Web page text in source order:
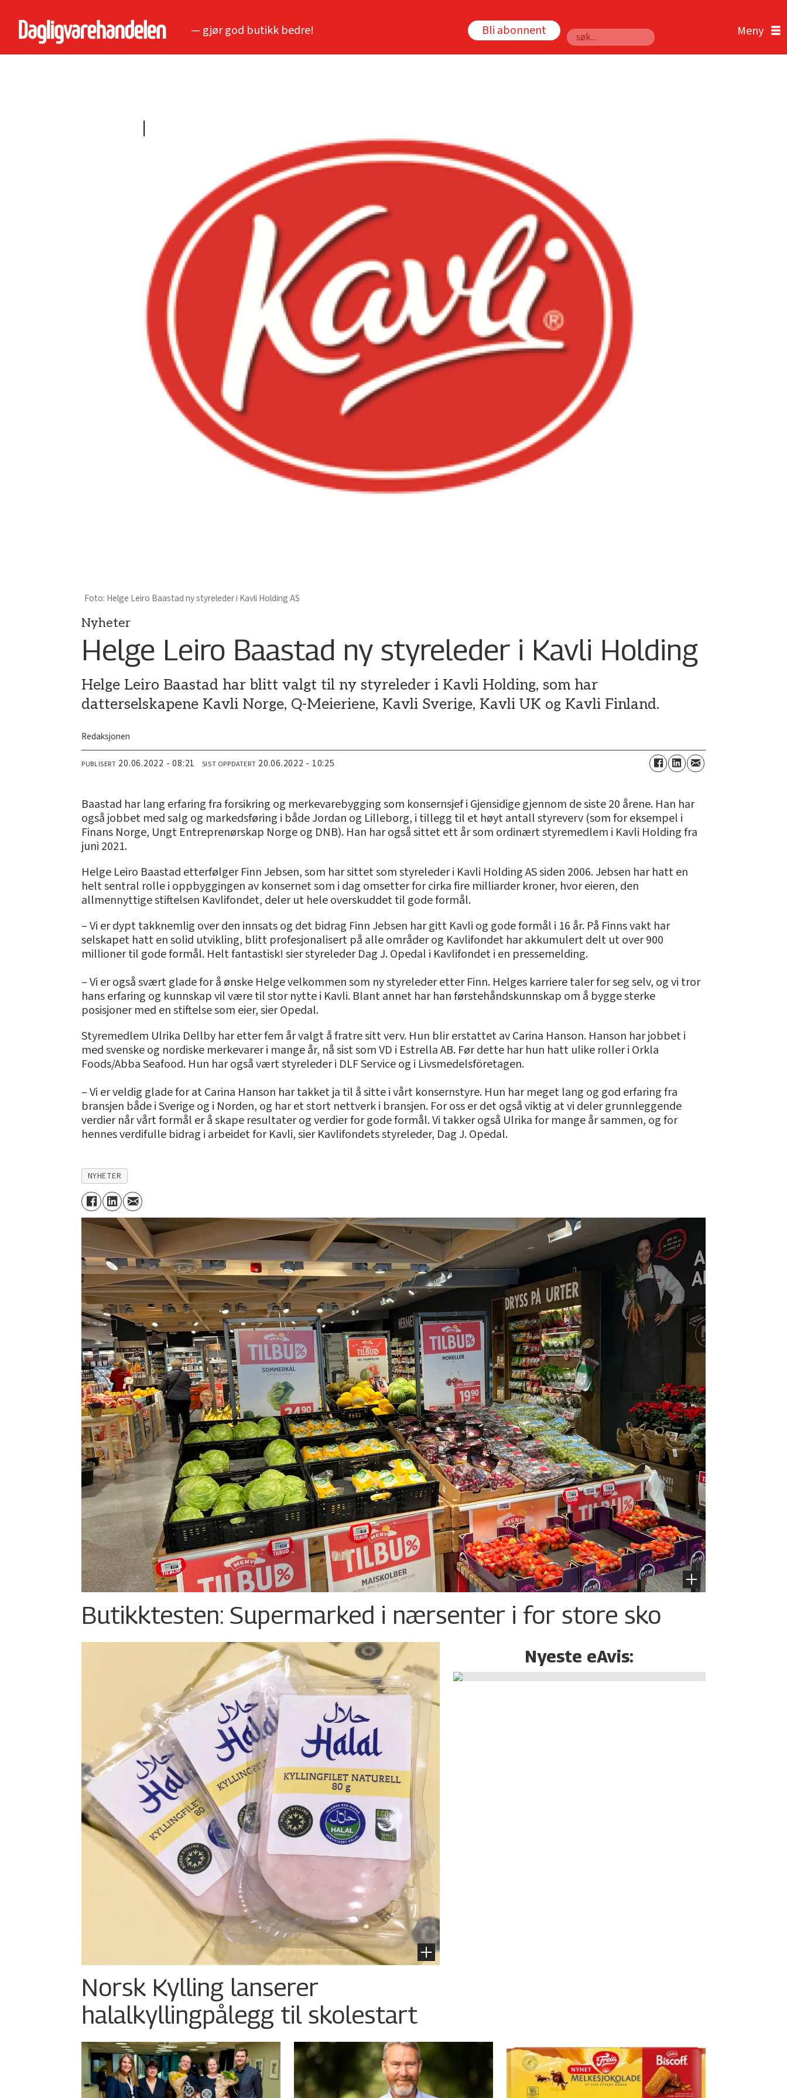
— gjør god butikk bedre! Bli abonnent
Søk
Helge Leiro Baastad ny styreleder i Kavli Holding AS
Nyheter
Helge Leiro Baastad ny styreleder i Kavli Holding
Helge Leiro Baastad har blitt valgt til ny styreleder i Kavli Holding, som har
datterselskapene Kavli Norge, Q-Meieriene, Kavli Sverige, Kavli UK og Kavli Finland.
Redaksjonen
PUBLISERT 20.06.2022 - 08:21 SIST OPPDATERT 20.06.2022 - 10:25
­Baastad har lang erfaring fra forsikring og merkevarebygging som konsernsjef i Gjensidige gjennom de siste 20 årene. Han har
også jobbet med salg og markedsføring i både Jordan og Lilleborg, i tillegg til et høyt antall styreverv (som for eksempel i
Finans Norge, Ungt Entreprenørskap Norge og DNB). Han har også sittet ett år som ordinært styremedlem i Kavli Holding fra
juni 2021.
Helge Leiro Baastad etterfølger Finn Jebsen, som har sittet som styreleder i Kavli Holding AS siden 2006. Jebsen har hatt en
helt sentral rolle i oppbyggingen av konsernet som i dag omsetter for cirka fire milliarder kroner, hvor eieren, den
allmennyttige stiftelsen Kavlifondet, deler ut hele overskuddet til gode formål.
– Vi er dypt takknemlig over den innsats og det bidrag Finn Jebsen har gitt Kavli og gode formål i 16 år. På Finns vakt har
selskapet hatt en solid utvikling, blitt profesjonalisert på alle områder og Kavlifondet har akkumulert delt ut over 900
millioner til gode formål. Helt fantastisk! sier styreleder Dag J. Opedal i Kavlifondet i en pressemelding.
– Vi er også svært glade for å ønske Helge velkommen som ny styreleder etter Finn. Helges karriere taler for seg selv, og vi tror
hans erfaring og kunnskap vil være til stor nytte i Kavli. Blant annet har han førstehåndskunnskap om å bygge sterke
posisjoner med en stiftelse som eier, sier Opedal.
Styremedlem Ulrika Dellby har etter fem år valgt å fratre sitt verv. Hun blir erstattet av Carina Hanson. Hanson har jobbet i
med svenske og nordiske merkevarer i mange år, nå sist som VD i Estrella AB. Før dette har hun hatt ulike roller i Orkla
Foods/Abba Seafood. Hun har også vært styreleder i DLF Service og i Livsmedelsföretagen.
– Vi er veldig glade for at Carina Hanson har takket ja til å sitte i vårt konsernstyre. Hun har meget lang og god erfaring fra
bransjen både i Sverige og i Norden, og har et stort nettverk i bransjen. For oss er det også viktig at vi deler grunnleggende
verdier når vårt formål er å skape resultater og verdier for gode formål. Vi takker også Ulrika for mange år sammen, og for
hennes verdifulle bidrag i arbeidet for Kavli, sier Kavlifondets styreleder, Dag J. Opedal.
NYHETER
Butikktesten: Supermarked i nærsenter i for store sko
Norsk Kylling lanserer
halalkylling­pålegg til skolestart
Nyeste eAvis: